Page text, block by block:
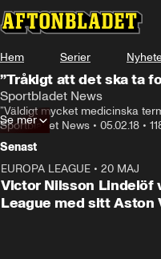
Hem Serier
”Tråkigt att det ska ta
Sportbladet News
”Väldigt mycket medicinska
Sportbladet News • 05.02.18 •
Se mer
Senast
EUROPA LEAGUE • 20 MAJ
Victor Nilsson Lindelöf
League med sitt Aston